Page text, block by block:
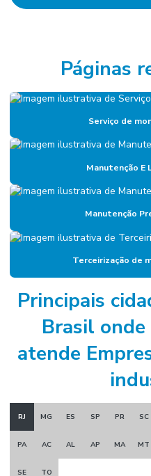
Empresa De Manutenção Predial
Empresa De Serviços De
Empresa de facilities
Empresa de facilities industrial
Empresa de gerenciamento de
Empresa de gestão de ativos
Empresa de gestão de
Empresa gestora de ativos
Empresa de manutenção
Empresa de manutenção
Empresa de manutenção industrial
Empresa de manutenção
Empresa de mão de obra técnica
Empresa de mão de obra
Empresa de montagem industrial
Páginas
Serviço de
Manutenção E
Manutenção
Terceirização de
Principais
Brasil onde
atende
RJ MG ES SP PR SC
PA AC AL AP MA MT
SE TO